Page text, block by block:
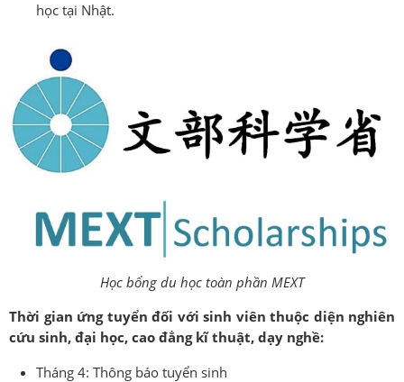
học tại Nhật.
Học bổng du học toàn phần MEXT
Thời gian ứng tuyển đối với sinh viên thuộc diện nghiên
cứu sinh, đại học, cao đẳng kĩ thuật, dạy nghề:
Tháng 4: Thông báo tuyển sinh